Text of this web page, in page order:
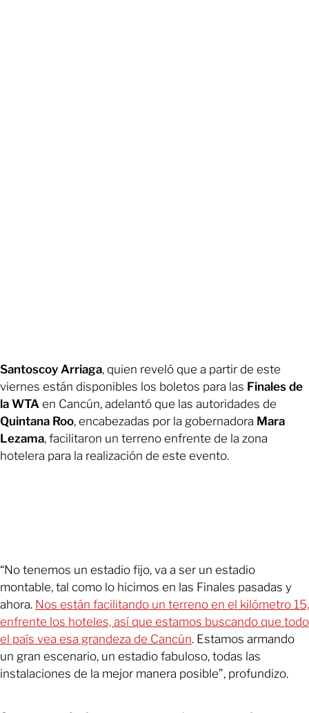
Santoscoy Arriaga, quien reveló que a partir de este
viernes están disponibles los boletos para las Finales de
la WTA en Cancún, adelantó que las autoridades de
Quintana Roo, encabezadas por la gobernadora Mara
Lezama, facilitaron un terreno enfrente de la zona
hotelera para la realización de este evento.
“No tenemos un estadio fijo, va a ser un estadio
montable, tal como lo hicimos en las Finales pasadas y
ahora. Nos están facilitando un terreno en el kilómetro 15,
enfrente los hoteles, así que estamos buscando que todo
el país vea esa grandeza de Cancún. Estamos armando
un gran escenario, un estadio fabuloso, todas las
instalaciones de la mejor manera posible”, profundizo.